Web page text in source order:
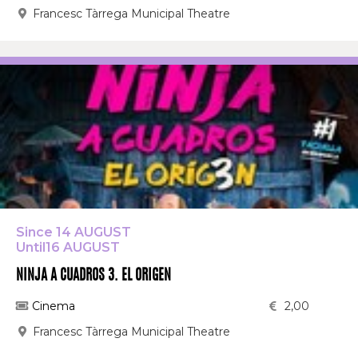
Francesc Tàrrega Municipal Theatre
Since 14 AUGUST
Until16 AUGUST
NINJA A CUADROS 3. EL ORIGEN
Cinema
2,00
Francesc Tàrrega Municipal Theatre